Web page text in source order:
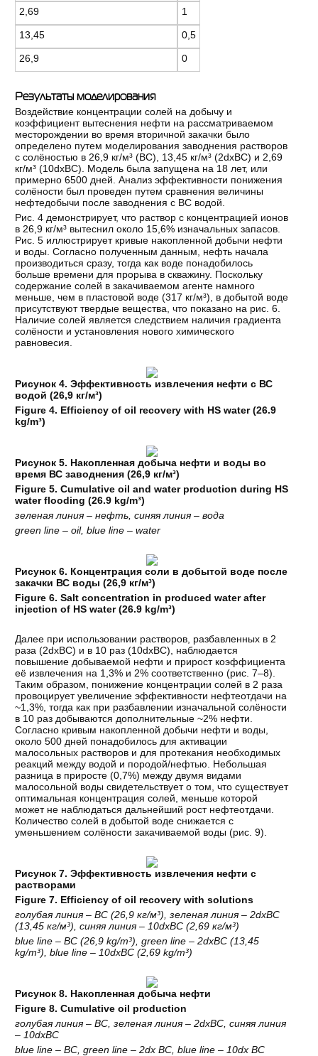
2,69 1
13,45 0,5
26,9 0
Результаты моделирования
Воздействие концентрации солей на добычу и
коэффициент вытеснения нефти на рассматриваемом
месторождении во время вторичной закачки было
определено путем моделирования заводнения растворов
с солёностью в 26,9 кг/м³ (ВС), 13,45 кг/м³ (2dxВС) и 2,69
кг/м³ (10dxВС). Модель была запущена на 18 лет, или
примерно 6500 дней. Анализ эффективности понижения
солёности был проведен путем сравнения величины
нефтедобычи после заводнения с ВС водой.
Рис. 4 демонстрирует, что раствор с концентрацией ионов
в 26,9 кг/м³ вытеснил около 15,6% изначальных запасов.
Рис. 5 иллюстрирует кривые накопленной добычи нефти
и воды. Согласно полученным данным, нефть начала
производиться сразу, тогда как воде понадобилось
больше времени для прорыва в скважину. Поскольку
содержание солей в закачиваемом агенте намного
меньше, чем в пластовой воде (317 кг/м³), в добытой воде
присутствуют твердые вещества, что показано на рис. 6.
Наличие солей является следствием наличия градиента
солёности и установления нового химического
равновесия.
Рисунок 4. Эффективность извлечения нефти с ВС
водой (26,9 кг/м³)
Figure 4. Efficiency of oil recovery with HS water (26.9
kg/m³)
Рисунок 5. Накопленная добыча нефти и воды во
время ВС заводнения (26,9 кг/м³)
Figure 5. Cumulative oil and water production during HS
water flooding (26.9 kg/m³)
зеленая линия – нефть, синяя линия – вода
green line – oil, blue line – water
Рисунок 6. Концентрация соли в добытой воде после
закачки ВС воды (26,9 кг/м³)
Figure 6. Salt concentration in produced water after
injection of HS water (26.9 kg/m³)
Далее при использовании растворов, разбавленных в 2
раза (2dxВС) и в 10 раз (10dxВС), наблюдается
повышение добываемой нефти и прирост коэффициента
её извлечения на 1,3% и 2% соответственно (рис. 7–8).
Таким образом, понижение концентрации солей в 2 раза
провоцирует увеличение эффективности нефтеотдачи на
~1,3%, тогда как при разбавлении изначальной солёности
в 10 раз добываются дополнительные ~2% нефти.
Согласно кривым накопленной добычи нефти и воды,
около 500 дней понадобилось для активации
малосольных растворов и для протекания необходимых
реакций между водой и породой/нефтью. Небольшая
разница в приросте (0,7%) между двумя видами
малосольной воды свидетельствует о том, что существует
оптимальная концентрация солей, меньше которой
может не наблюдаться дальнейший рост нефтеотдачи.
Количество солей в добытой воде снижается с
уменьшением солёности закачиваемой воды (рис. 9).
Рисунок 7. Эффективность извлечения нефти с
растворами
Figure 7. Efficiency of oil recovery with solutions
голубая линия – ВС (26,9 кг/м³), зеленая линия – 2dxВС
(13,45 кг/м³), синяя линия – 10dxВС (2,69 кг/м³)
blue line – BC (26,9 kg/m³), green line – 2dxBC (13,45
kg/m³), blue line – 10dxBC (2,69 kg/m³)
Рисунок 8. Накопленная добыча нефти
Figure 8. Cumulative oil production
голубая линия – ВС, зеленая линия – 2dxВС, синяя линия
– 10dxВС
blue line – BC, green line – 2dx BC, blue line – 10dx BC